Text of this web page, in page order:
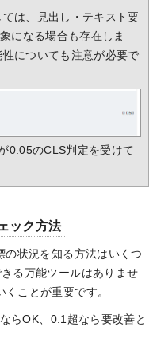
は、見出し・テキスト要
になる場合も存在しま
についても注意が必要で
0.05のCLS判定を受けて
ック方法
の状況を知る方法はいくつ
る万能ツールはありませ
ことが重要です。
らOK、0.1超なら要改善と